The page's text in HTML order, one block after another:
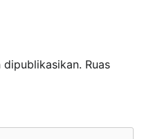
Ruas